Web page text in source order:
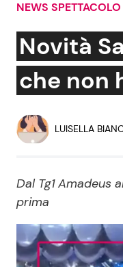
Social News
News dal mondo
NEWS SPETTACOLO
Novità
che non
LUISELLA
Dal Tg1
prima